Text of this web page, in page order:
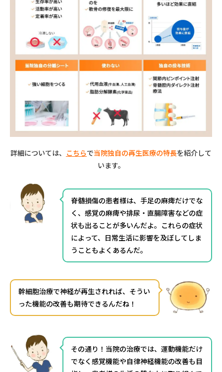
詳細については、 こちらで当院独自の再生医療の特長を紹介して
います。
脊髄損傷の患者様は、手足の麻痺だけでな
く、感覚の麻痺や排尿・直腸障害などの症
状も出ることが多いんだよ。これらの症状
によって、日常生活に影響を及ぼしてしま
うこともよくあるんだ。
幹細胞治療で神経が再生されれば、そうい
った機能の改善も期待できるんだね！
その通り！当院の治療では、運動機能だけ
でなく感覚機能や自律神経機能の改善も目